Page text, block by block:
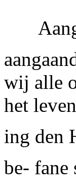
wij alle
het
ing den
be- fane